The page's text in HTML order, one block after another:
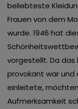
beliebteste
Frauen von dem
wurde. 1946 hat
vorgestellt. Da das
provokant war und
einleitete,
Aufmerksamkeit